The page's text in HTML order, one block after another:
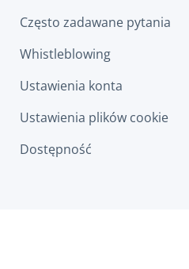
Często zadawane pytania
Whistleblowing
Ustawienia konta
Ustawienia plików cookie
Dostępność